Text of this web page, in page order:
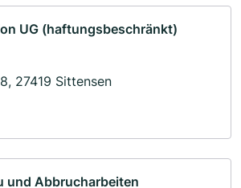
UG (haftungsbeschränkt)
27419 Sittensen
und Abbrucharbeiten